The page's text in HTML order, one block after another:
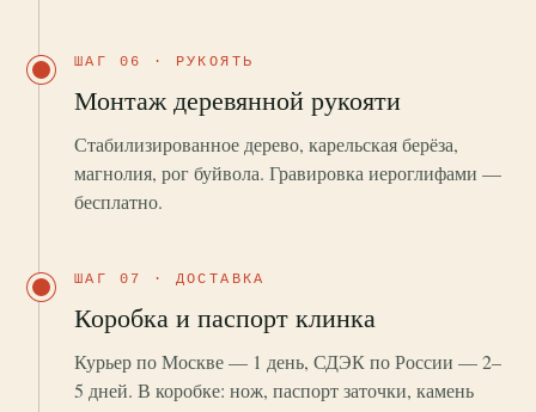
ШАГ 06 · РУКОЯТЬ
Монтаж деревянной рукояти
Стабилизированное дерево, карельская берёза,
магнолия, рог буйвола. Гравировка иероглифами —
бесплатно.
ШАГ 07 · ДОСТАВКА
Коробка и паспорт клинка
Курьер по Москве — 1 день, СДЭК по России — 2–
5 дней. В коробке: нож, паспорт заточки, камень